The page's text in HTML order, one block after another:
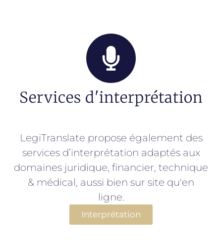
Services d'interprétation
LegiTranslate propose également des
services d’interprétation adaptés aux
domaines juridique, financier, technique
& médical, aussi bien sur site qu'en
ligne.
Interprétation